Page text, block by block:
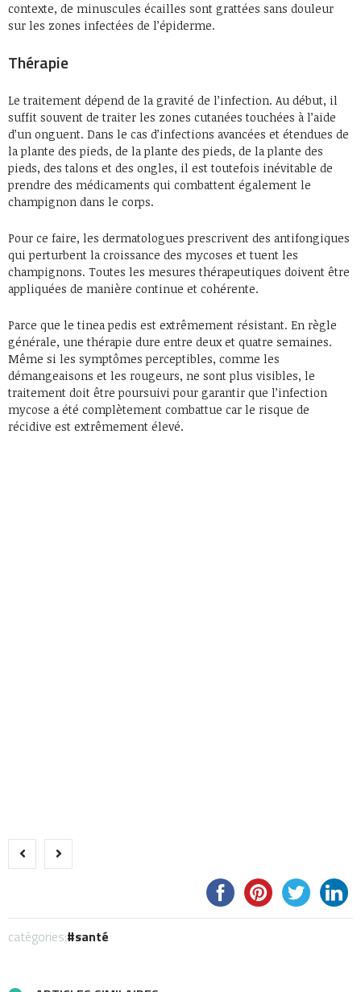
contexte, de minuscules écailles sont grattées sans douleur
sur les zones infectées de l’épiderme.
Thérapie
Le traitement dépend de la gravité de l’infection. Au début, il
suffit souvent de traiter les zones cutanées touchées à l’aide
d’un onguent. Dans le cas d’infections avancées et étendues de
la plante des pieds, de la plante des pieds, de la plante des
pieds, des talons et des ongles, il est toutefois inévitable de
prendre des médicaments qui combattent également le
champignon dans le corps.
Pour ce faire, les dermatologues prescrivent des antifongiques
qui perturbent la croissance des mycoses et tuent les
champignons. Toutes les mesures thérapeutiques doivent être
appliquées de manière continue et cohérente.
Parce que le tinea pedis est extrêmement résistant. En règle
générale, une thérapie dure entre deux et quatre semaines.
Même si les symptômes perceptibles, comme les
démangeaisons et les rougeurs, ne sont plus visibles, le
traitement doit être poursuivi pour garantir que l’infection
mycose a été complètement combattue car le risque de
récidive est extrêmement élevé.
catégories: santé